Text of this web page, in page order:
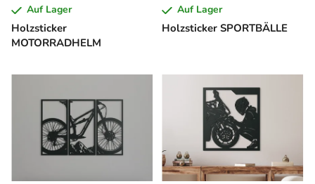
Holzsticker
MOTORRADHELM
Auf Lager
Holzsticker SPORTBÄLLE
Auf Lager